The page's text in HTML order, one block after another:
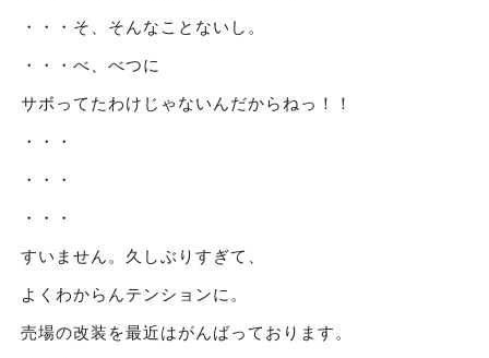
・・・そ、そんなことないし。
・・・べ、べつに
サボってたわけじゃないんだからねっ！！
・・・
・・・
・・・
すいません。久しぶりすぎて、
よくわからんテンションに。
売場の改装を最近はがんばっております。